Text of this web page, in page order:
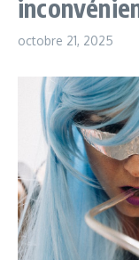
octobre 21, 2025